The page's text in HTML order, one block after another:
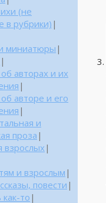
(не
рубрики) |
миниатюры|
|
авторах и их
|
авторе и его
|
и
проза |
взрослых|
и взрослым |
повести |
как-то |